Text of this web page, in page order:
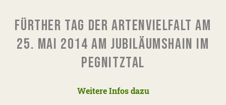
FÜRTHER TAG DER ARTENVIELFALT AM
25. MAI 2014 AM JUBILÄUMSHAIN IM
PEGNITZTAL
Weitere Infos dazu